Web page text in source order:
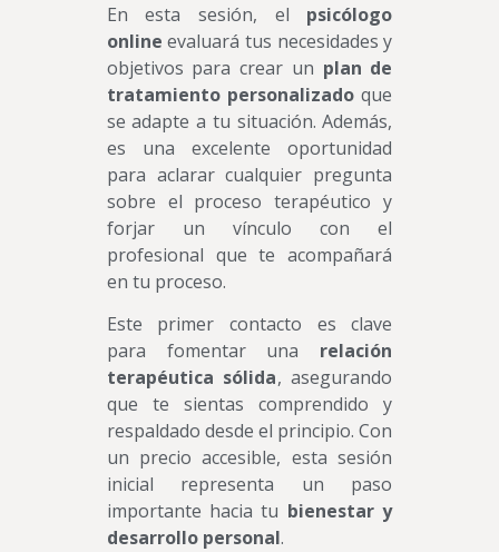
En esta sesión, el psicólogo
online evaluará tus necesidades y
objetivos para crear un plan de
tratamiento personalizado que
se adapte a tu situación. Además,
es una excelente oportunidad
para aclarar cualquier pregunta
sobre el proceso terapéutico y
forjar un vínculo con el
profesional que te acompañará
en tu proceso.
Este primer contacto es clave
para fomentar una relación
terapéutica sólida, asegurando
que te sientas comprendido y
respaldado desde el principio. Con
un precio accesible, esta sesión
inicial representa un paso
importante hacia tu bienestar y
desarrollo personal.